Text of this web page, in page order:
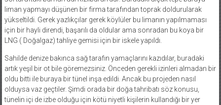
liman yapmayı düşünen bir firma tarafından toprak doldurularak
yükseltildi. Gerek yazlıkçılar gerek köylüler bu limanın yapılmaması
için bir hayli direndi, başarılı da oldular ama sonradan bu koya bir
LNG ( Doğalgaz) tahliye gemisi için bir iskele yapıldı.
Sahilde denize bakınca sağ tarafın yamaçlarını kazıdılar, buradaki
artık yeşil bir ot bile göremezsiniz. Önceden gerekli izinleri almadan bir
oldu bitti ile buraya bir tünel inşa edildi. Ancak bu projeden nasıl
olduysa vaz geçtiler. Şimdi orada bir doğa tahribatı söz konusu,
tünelin içi de izbe olduğu için kötü niyetli kişilerin kullandığı bir yer